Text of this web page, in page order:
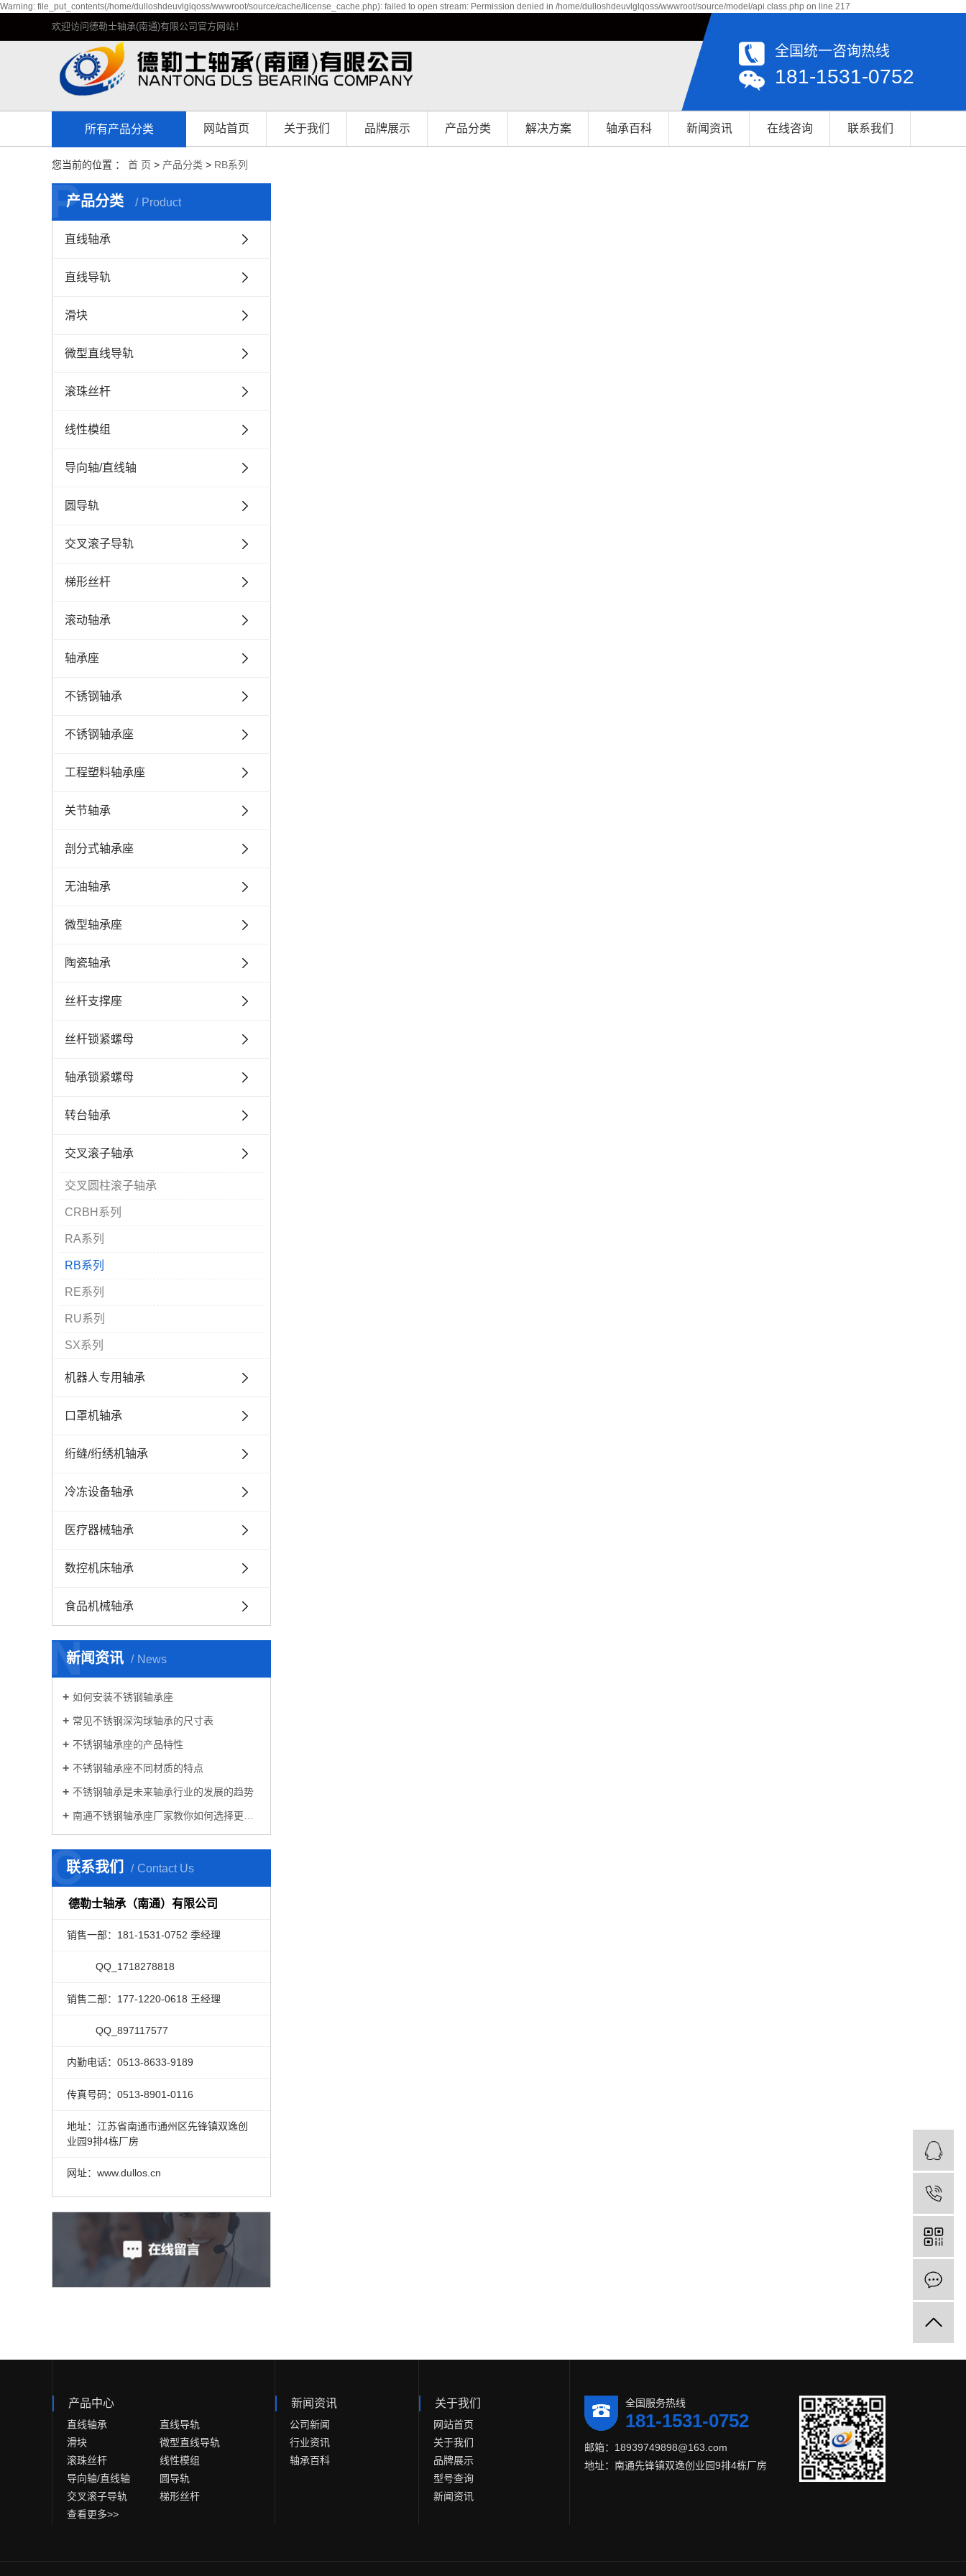
Warning: file_put_contents(/home/dulloshdeuvlglqoss/wwwroot/source/cache/license_cache.php): failed to open stream: Permission denied in /home/dulloshdeuvlglqoss/wwwroot/source/model/api.class.php on line 217
欢迎访问德勒士轴承(南通)有限公司官方网站！
全国统一咨询热线
181-1531-0752
所有产品分类 网站首页 关于我们 品牌展示 产品分类 解决方案 轴承百科 新闻资讯 在线咨询 联系我们
您当前的位置 ： 首 页 > 产品分类 > RB系列
产品分类 Product
P
直线轴承
直线导轨
滑块
微型直线导轨
滚珠丝杆
线性模组
导向轴/直线轴
圆导轨
交叉滚子导轨
梯形丝杆
滚动轴承
轴承座
不锈钢轴承
不锈钢轴承座
工程塑料轴承座
关节轴承
剖分式轴承座
无油轴承
微型轴承座
陶瓷轴承
丝杆支撑座
丝杆锁紧螺母
轴承锁紧螺母
转台轴承
交叉滚子轴承
交叉圆柱滚子轴承
CRBH系列
RA系列
RB系列
RE系列
RU系列
SX系列
机器人专用轴承
口罩机轴承
绗缝/绗绣机轴承
冷冻设备轴承
医疗器械轴承
数控机床轴承
食品机械轴承
新闻资讯 News
N
如何安装不锈钢轴承座
常见不锈钢深沟球轴承的尺寸表
不锈钢轴承座的产品特性
不锈钢轴承座不同材质的特点
不锈钢轴承是未来轴承行业的发展的趋势
南通不锈钢轴承座厂家教你如何选择更好的微型轴承
联系我们 Contact Us
C
德勒士轴承（南通）有限公司
销售一部：181-1531-0752 季经理
QQ_1718278818
销售二部：177-1220-0618 王经理
QQ_897117577
内勤电话：0513-8633-9189
传真号码：0513-8901-0116
地址：江苏省南通市通州区先锋镇双逸创
业园9排4栋厂房
网址：www.dullos.cn
产品中心
直线轴承
直线导轨
滑块
微型直线导轨
滚珠丝杆
线性模组
导向轴/直线轴
圆导轨
交叉滚子导轨
梯形丝杆
查看更多>>
新闻资讯
公司新闻
行业资讯
轴承百科
关于我们
网站首页
关于我们
品牌展示
型号查询
新闻资讯
全国服务热线
181-1531-0752
邮箱：18939749898@163.com
地址：南通先锋镇双逸创业园9排4栋厂房